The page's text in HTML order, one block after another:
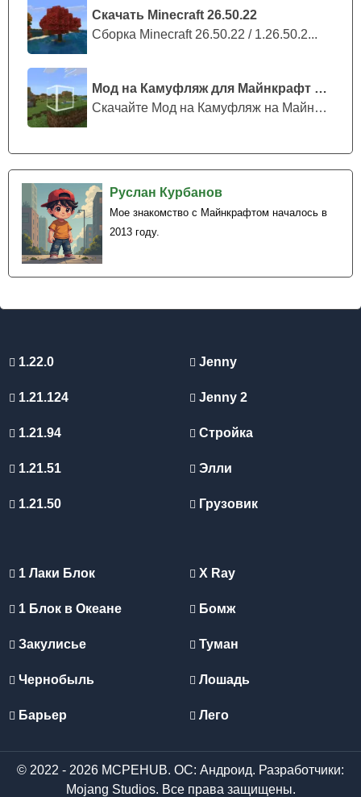
Скачать Minecraft 26.50.22
Сборка Minecraft 26.50.22 / 1.26.50.2...
Мод на Камуфляж для Майнкрафт ПЕ
Скачайте Мод на Камуфляж на Майнкрафт...
Руслан Курбанов
Мое знакомство с Майнкрафтом началось в
2013 году.
1.22.0
1.21.124
1.21.94
1.21.51
1.21.50
Jenny
Jenny 2
Стройка
Элли
Грузовик
1 Лаки Блок
1 Блок в Океане
Закулисье
Чернобыль
Барьер
X Ray
Бомж
Туман
Лошадь
Лего
© 2022 - 2026 MCPEHUB. ОС: Андроид. Разработчики:
Mojang Studios. Все права защищены.